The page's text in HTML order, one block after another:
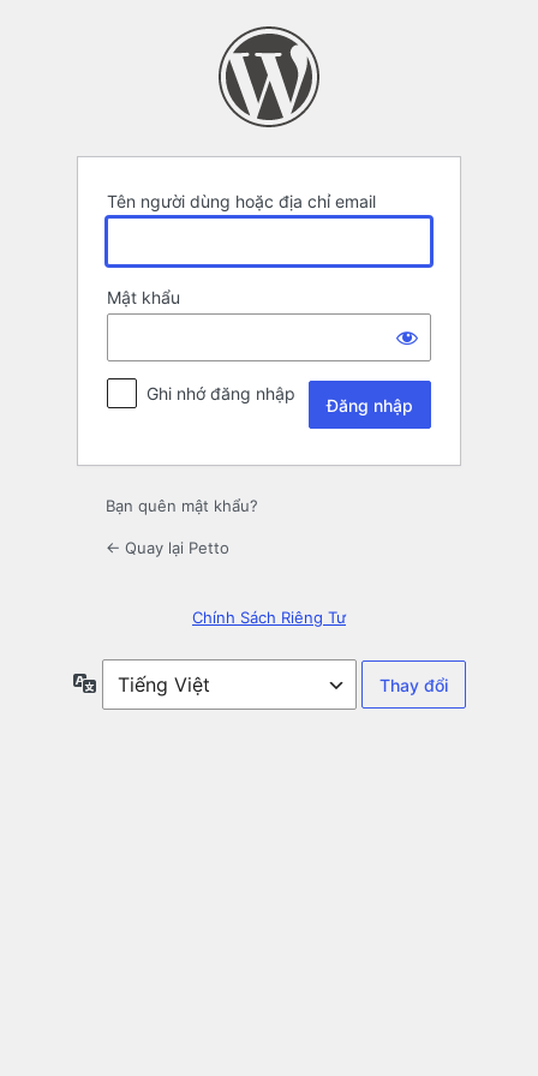
Tên người dùng hoặc địa chỉ email
Mật khẩu
Ghi nhớ đăng nhập
Bạn quên mật khẩu?
← Quay lại Petto
Chính Sách Riêng Tư
Ngôn
ngữ